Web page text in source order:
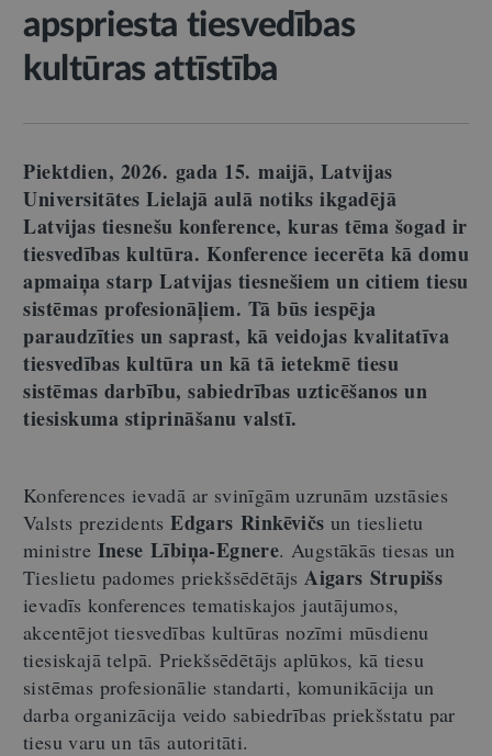
apspriesta tiesvedības
kultūras attīstība
Piektdien, 2026. gada 15. maijā, Latvijas
Universitātes Lielajā aulā notiks ikgadējā
Latvijas tiesnešu konference, kuras tēma šogad ir
tiesvedības kultūra. Konference iecerēta kā domu
apmaiņa starp Latvijas tiesnešiem un citiem tiesu
sistēmas profesionāļiem. Tā būs iespēja
paraudzīties un saprast, kā veidojas kvalitatīva
tiesvedības kultūra un kā tā ietekmē tiesu
sistēmas darbību, sabiedrības uzticēšanos un
tiesiskuma stiprināšanu valstī.
Konferences ievadā ar svinīgām uzrunām uzstāsies
Valsts prezidentsEdgars Rinkēvičs un tieslietu
ministre Inese Lībiņa-Egnere. Augstākās tiesas un
Tieslietu padomes priekšsēdētājsAigars Strupišs
ievadīs konferences tematiskajos jautājumos,
akcentējot tiesvedības kultūras nozīmi mūsdienu
tiesiskajā telpā. Priekšsēdētājs aplūkos, kā tiesu
sistēmas profesionālie standarti, komunikācija un
darba organizācija veido sabiedrības priekšstatu par
tiesu varu un tās autoritāti.